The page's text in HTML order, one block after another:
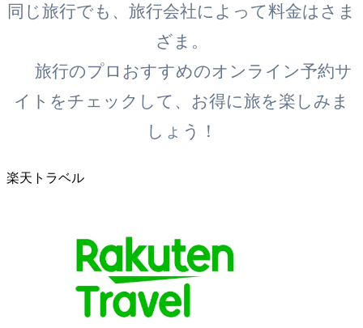
同じ旅行でも、旅行会社によって料金はさま
ざま。
旅行のプロおすすめのオンライン予約サ
イトをチェックして、お得に旅を楽しみま
しょう！
楽天トラベル